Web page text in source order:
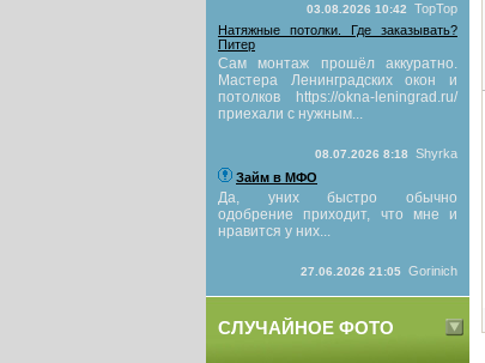
03.08.2026 10:42
TopTop
Натяжные потолки. Где заказывать?
Питер
Сам монтаж прошёл аккуратно.
Мастера Ленинградских окон и
потолков https://okna-leningrad.ru/
приехали с нужным...
08.07.2026 8:18
Shyrka
Займ в МФО
Да, уних быстро обычно
одобрение приходит, что мне и
нравится у них...
27.06.2026 21:05 Gorinich
СЛУЧАЙНОЕ ФОТО